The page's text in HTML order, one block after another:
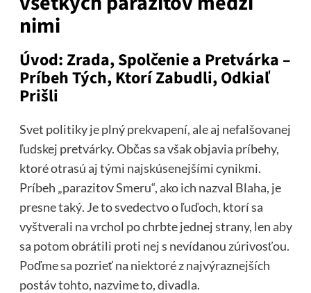
nimi
Úvod: Zrada, Spolčenie a Pretvárka –
Príbeh Tých, Ktorí Zabudli, Odkiaľ
Prišli
Svet politiky je plný prekvapení, ale aj nefalšovanej
ľudskej pretvárky. Občas sa však objavia príbehy,
ktoré otrasú aj tými najskúsenejšími cynikmi.
Príbeh „parazitov Smeru“, ako ich nazval Blaha, je
presne taký. Je to svedectvo o ľuďoch, ktorí sa
vyštverali na vrchol po chrbte jednej strany, len aby
sa potom obrátili proti nej s nevídanou zúrivosťou.
Poďme sa pozrieť na niektoré z najvýraznejších
postáv tohto, nazvime to, divadla.